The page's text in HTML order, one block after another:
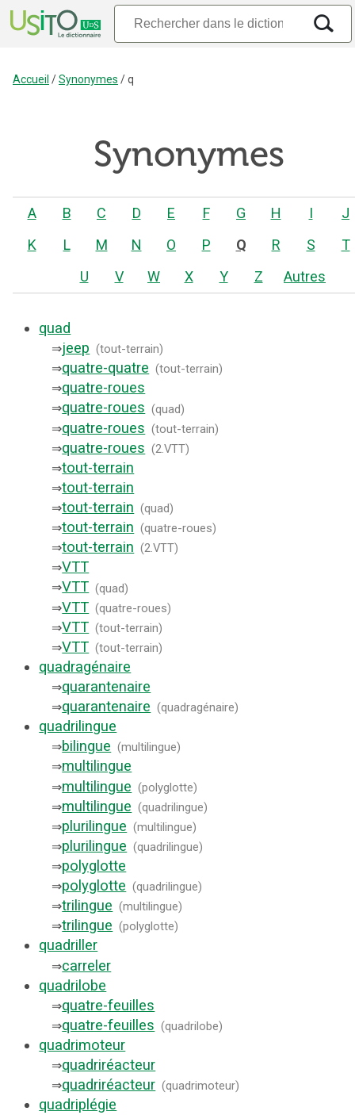
Accueil /Synonymes /q
Synonymes
A B C D E F G H I
J
K
L M N O P Q R S
T
U
V W X Y Z Autres
quad
⇒jeep (tout-terrain)
⇒quatre-quatre (tout-terrain)
⇒quatre-roues
⇒quatre-roues (quad)
⇒quatre-roues (tout-terrain)
⇒quatre-roues (2.VTT)
⇒tout-terrain
⇒tout-terrain
⇒tout-terrain (quad)
⇒tout-terrain (quatre-roues)
⇒tout-terrain (2.VTT)
⇒VTT
⇒VTT (quad)
⇒VTT (quatre-roues)
⇒VTT (tout-terrain)
⇒VTT (tout-terrain)
quadragénaire
⇒quarantenaire
⇒quarantenaire (quadragénaire)
quadrilingue
⇒bilingue (multilingue)
⇒multilingue
⇒multilingue (polyglotte)
⇒multilingue (quadrilingue)
⇒plurilingue (multilingue)
⇒plurilingue (quadrilingue)
⇒polyglotte
⇒polyglotte (quadrilingue)
⇒trilingue (multilingue)
⇒trilingue (polyglotte)
quadriller
⇒carreler
quadrilobe
⇒quatre-feuilles
⇒quatre-feuilles (quadrilobe)
quadrimoteur
⇒quadriréacteur
⇒quadriréacteur (quadrimoteur)
quadriplégie